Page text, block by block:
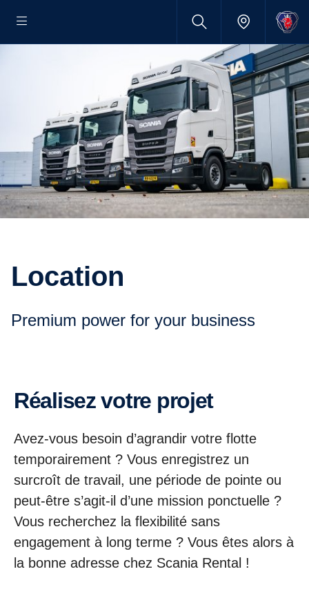
Location
Premium power for your business
Réalisez votre projet
Avez-vous besoin d’agrandir votre flotte
temporairement ? Vous enregistrez un
surcroît de travail, une période de pointe ou
peut-être s’agit-il d’une mission ponctuelle ?
Vous recherchez la flexibilité sans
engagement à long terme ? Vous êtes alors à
la bonne adresse chez Scania Rental !